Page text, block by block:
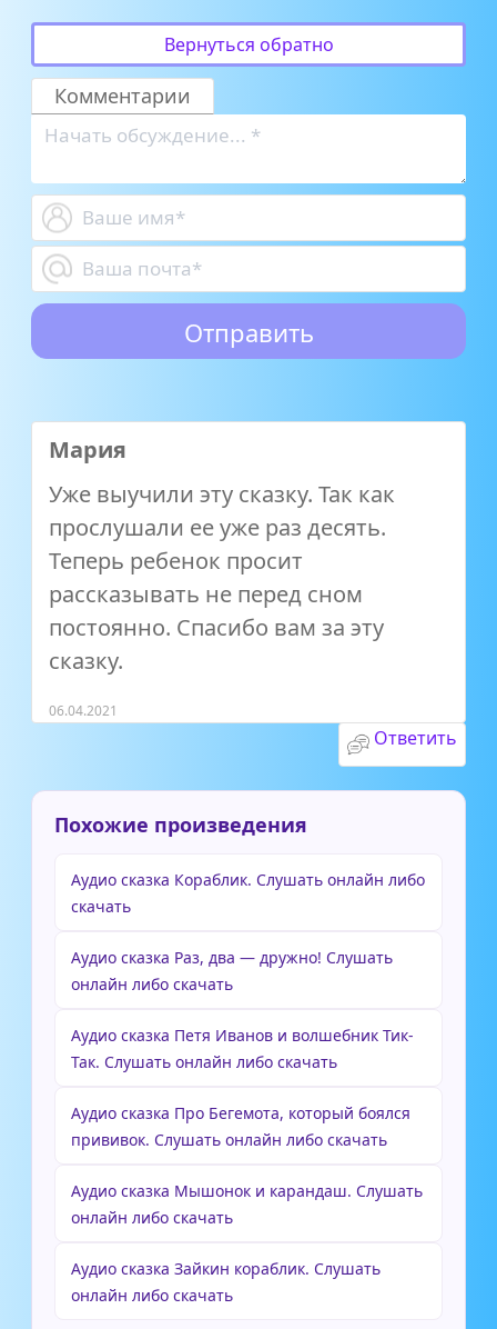
Вернуться обратно
Комментарии
Мария
Уже выучили эту сказку. Так как
прослушали ее уже раз десять.
Теперь ребенок просит
рассказывать не перед сном
постоянно. Спасибо вам за эту
сказку.
06.04.2021
Ответить
Похожие произведения
Аудио сказка Кораблик. Слушать онлайн либо
скачать
Аудио сказка Раз, два — дружно! Слушать
онлайн либо скачать
Аудио сказка Петя Иванов и волшебник Тик-
Так. Слушать онлайн либо скачать
Аудио сказка Про Бегемота, который боялся
прививок. Слушать онлайн либо скачать
Аудио сказка Мышонок и карандаш. Слушать
онлайн либо скачать
Аудио сказка Зайкин кораблик. Слушать
онлайн либо скачать